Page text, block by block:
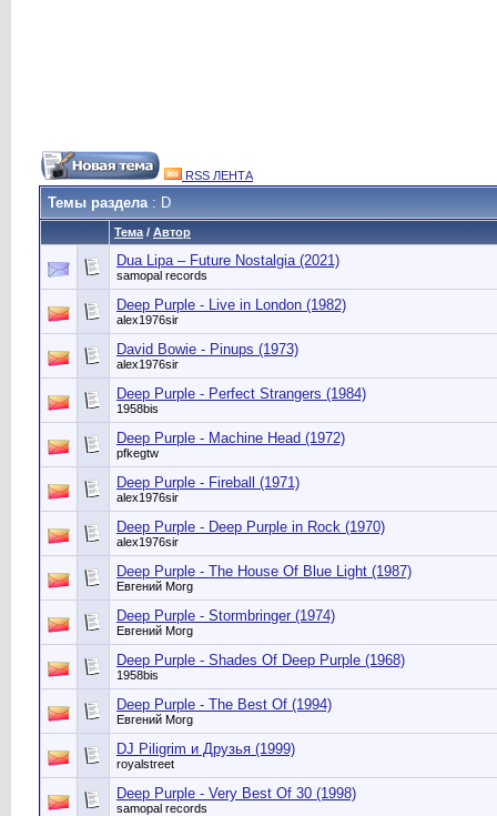
RSS ЛЕНТА
Темы раздела: D
Тема / Автор
Dua Lipa – Future Nostalgia (2021)
samopal records
Deep Purple - Live in London (1982)
alex1976sir
David Bowie - Pinups (1973)
alex1976sir
Deep Purple - Perfect Strangers (1984)
1958bis
Deep Purple - Machine Head (1972)
pfkegtw
Deep Purple - Fireball (1971)
alex1976sir
Deep Purple - Deep Purple in Rock (1970)
alex1976sir
Deep Purple - The House Of Blue Light (1987)
Евгений Morg
Deep Purple - Stormbringer (1974)
Евгений Morg
Deep Purple - Shades Of Deep Purple (1968)
1958bis
Deep Purple - The Best Of (1994)
Евгений Morg
DJ Piligrim и Друзья (1999)
royalstreet
Deep Purple - Very Best Of 30 (1998)
samopal records